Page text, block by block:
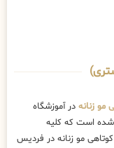
زنانه در آموزشگاه
شده است که کلیه
مو زنانه در فردیس